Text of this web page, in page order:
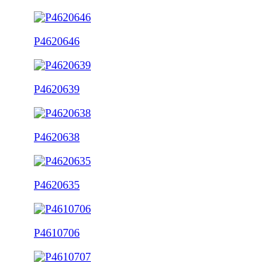
P4620646
P4620639
P4620638
P4620635
P4610706